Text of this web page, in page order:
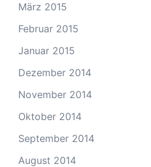
März 2015
Februar 2015
Januar 2015
Dezember 2014
November 2014
Oktober 2014
September 2014
August 2014